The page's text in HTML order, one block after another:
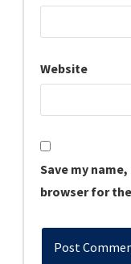
Website
Save my
browser for